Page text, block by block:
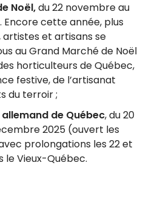
Noël,du 22 novembre au
cette année, plus
et artisans se
au Grand Marché de Noël
horticulteurs de Québec,
festive, de l’artisanat
du terroir ;
de Québec, du 20
2025 (ouvert les
prolongations les 22 et
le Vieux-Québec.